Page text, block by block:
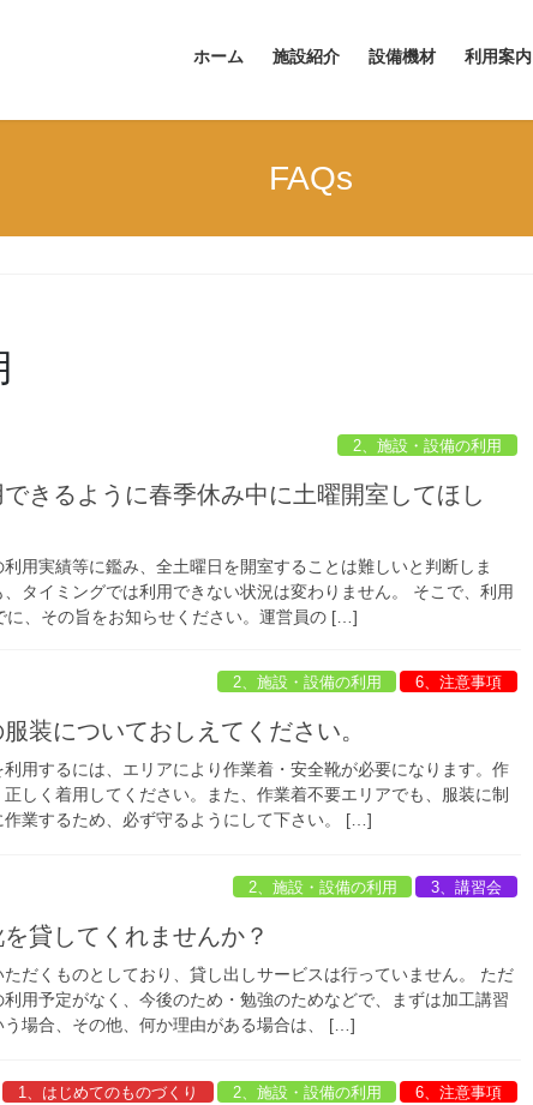
ホーム 施設紹介 設備機材 利用案内
FAQs
2、施設・設備の利用
きるように春季休み中に土曜開室してほし
用実績等に鑑み、全土曜日を開室することは難しいと判断しま
タイミングでは利用できない状況は変わりません。 そこで、利用
に、その旨をお知らせください。運営員の […]
6、注意事項
2、施設・設備の利用
装についておしえてください。
用するには、エリアにより作業着・安全靴が必要になります。作
しく着用してください。また、作業着不要エリアでも、服装に制
作業するため、必ず守るようにして下さい。 […]
3、講習会
2、施設・設備の利用
貸してくれませんか？
だくものとしており、貸し出しサービスは行っていません。 ただ
利用予定がなく、今後のため・勉強のためなどで、まずは加工講習
う場合、その他、何か理由がある場合は、 […]
6、注意事項
2、施設・設備の利用
1、はじめてのものづくり